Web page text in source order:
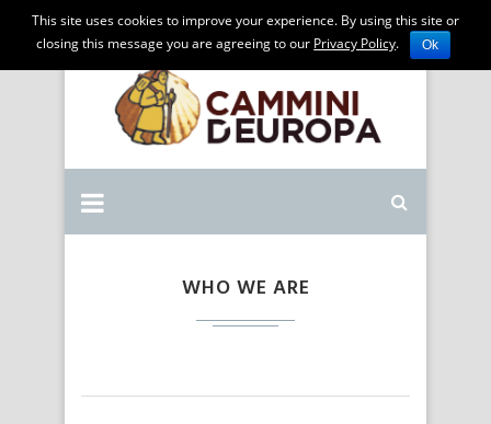
WHO WE ARE
This site uses cookies to improve your experience. By using this site or
closing this message you are agreeing to our Privacy Policy. Ok